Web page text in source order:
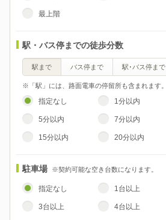
最上階
駅・バス停までの徒歩分数
駅まで バス停まで 駅･バス停まで
指定なし 1分以内
5分以内 7分以内
15分以内 20分以内
※「駅」には、路面電車の停留所も含まれます。
駐車場 ※契約可能な空き台数になります。
指定なし 1台以上
3台以上 4台以上